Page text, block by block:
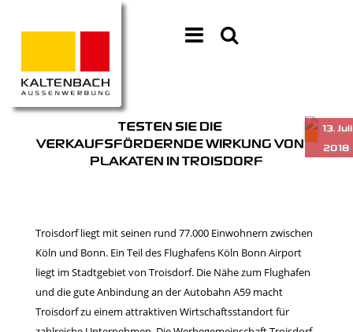
TESTEN SIE DIE
VERKAUFSFÖRDERNDE WIRKUNG VON
PLAKATEN IN TROISDORF
Troisdorf liegt mit seinen rund 77.000 Einwohnern zwischen
Köln und Bonn. Ein Teil des Flughafens Köln Bonn Airport
liegt im Stadtgebiet von Troisdorf. Die Nähe zum Flughafen
und die gute Anbindung an der Autobahn A59 macht
Troisdorf zu einem attraktiven Wirtschaftsstandort für